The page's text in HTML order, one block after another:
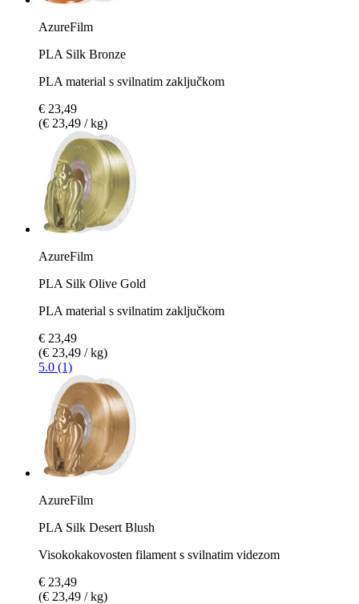
AzureFilm
PLA Silk Bronze
PLA material s svilnatim zaključkom
€ 23,49
(€ 23,49 / kg)
AzureFilm
PLA Silk Olive Gold
PLA material s svilnatim zaključkom
€ 23,49
(€ 23,49 / kg)
5.0 (1)
AzureFilm
PLA Silk Desert Blush
Visokokakovosten filament s svilnatim videzom
€ 23,49
(€ 23,49 / kg)